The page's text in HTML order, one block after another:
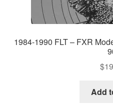
1984-1990 FLT – FXR
$
Add